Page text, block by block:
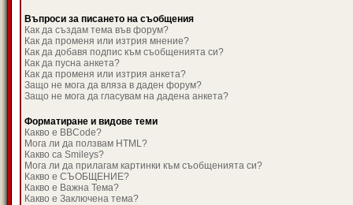
Въпроси за писането на съобщения
Как да създам тема във форум?
Как да променя или изтрия мнение?
Как да добавя подпис към съобщенията си?
Как да пусна анкета?
Как да променя или изтрия анкета?
Защо не мога да вляза в даден форум?
Защо не мога да гласувам на дадена анкета?
Форматиране и видове теми
Какво е BBCode?
Мога ли да ползвам HTML?
Какво са Smileys?
Мога ли да прилагам картинки към съобщенията си?
Какво е СЪОБЩЕНИЕ?
Какво е Важна Тема?
Какво е Заключена тема?